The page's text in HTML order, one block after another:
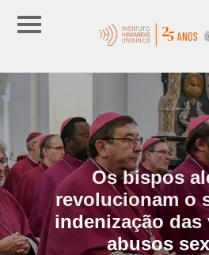
Os bispos
revolucionam o
indenização das
abusos